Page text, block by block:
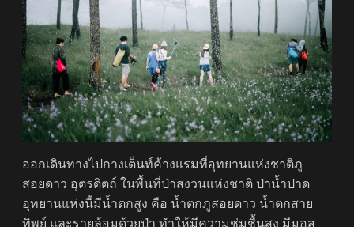
ออกเดินทางไปกางเต็นท์ค้างแรมที่อุทยานแห่งชาติภู
สอยดาว อุตรดิตถ์ ในพื้นที่ป่าสงวนแห่งชาติ ป่าน้ำปาด
อุทยานแห่งนี้มีน้ำตกสูง คือ น้ำตกภูสอยดาว น้ำตกสาย
ทิพย์ และรายล้อมด้วยป่า ทำให้มีความชุ่มชื้นสูง มีมอส